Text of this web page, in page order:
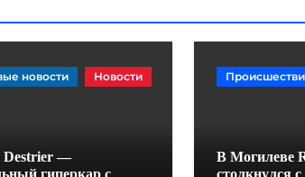
новости Новости
Destrier —
гиперкар с
В Могилеве
столкнулся